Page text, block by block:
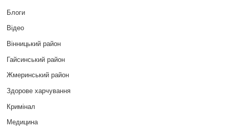
Блоги
Відео
Вінницький район
Гайсинський район
Жмеринський район
Здорове харчування
Кримінал
Медицина